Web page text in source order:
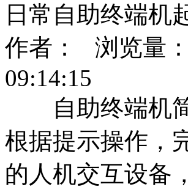
日常自助终端机
作者： 浏览量
09:14:15
自助终端机简
根据提示操作，
的人机交互设备